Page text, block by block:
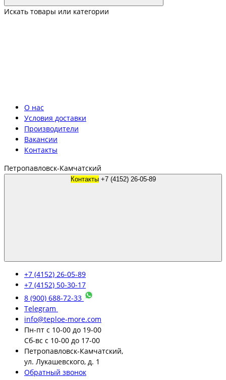
Искать товары или категории
О нас
Условия доставки
Производители
Вакансии
Контакты
Петропавловск-Камчатский
Контакты +7 (4152) 26-05-89
+7 (4152) 26-05-89
+7 (4152) 50-30-17
8 (900) 688-72-33
Telegram
info@teploe-more.com
Пн-пт с 10-00 до 19-00
Сб-вс с 10-00 до 17-00
Петропавловск-Камчатский,
ул. Лукашевского, д. 1
Обратный звонок